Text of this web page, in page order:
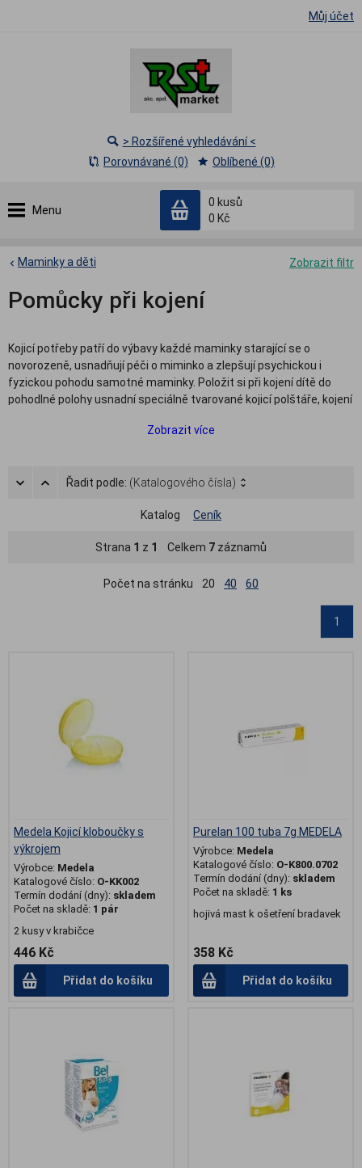
Můj účet
Menu
0 kusů
0 Kč
> Rozšířené vyhledávání <
Porovnávané (0)
Oblíbené (0)
Zobrazit filtr
Maminky a děti
Pomůcky při kojení
Kojicí potřeby patří do výbavy každé maminky starající se o
novorozeně, usnadňují péči o miminko a zlepšují psychickou i
fyzickou pohodu samotné maminky. Položit si při kojení dítě do
pohodlné polohy usnadní speciálně tvarované kojicí polštáře, kojení
kloboučky a ochranu prsním bradavkám poskytnou silikonové prsní
mléko, a hydrogelové hojicí polštářky nebo masti na poraněné
zásoby v lednici, jsou velmi praktické uzavíratelné sáčky na
potřeb také další pomůcky pro kojení, např. sterilizační sáčky,
Zobrazit více
Řadit podle: (Katalogového čísla)
Katalog Ceník
Strana 1 z 1 Celkem 7 záznamů
Počet na stránku 20 40 60
1
Medela Kojicí kloboučky s
výkrojem
Výrobce: Medela
Katalogové číslo: O-KK002
Termín dodání (dny): skladem
Počet na skladě: 1 pár
2 kusy v krabičce
446 Kč
Přidat do košíku
Purelan 100 tuba 7g MEDELA
Výrobce: Medela
Katalogové číslo: O-K800.0702
Termín dodání (dny): skladem
Počet na skladě: 1 ks
hojivá mast k ošetření bradavek
358 Kč
Přidat do košíku